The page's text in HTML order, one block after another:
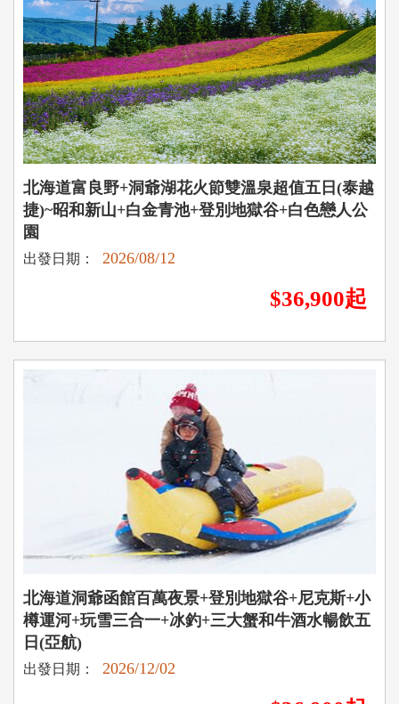
北海道富良野+洞爺湖花火節雙溫泉超值五日(泰越
捷)~昭和新山+白金青池+登別地獄谷+白色戀人公
園
出發日期： 2026/08/12
$36,900起
北海道洞爺函館百萬夜景+登別地獄谷+尼克斯+小
樽運河+玩雪三合一+冰釣+三大蟹和牛酒水暢飲五
日(亞航)
出發日期： 2026/12/02